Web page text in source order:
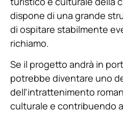
dispone di una grande
di ospitare stabilmente
richiamo.
Se il progetto andrà in
potrebbe diventare uno
dell’intrattenimento
culturale e contribuendo